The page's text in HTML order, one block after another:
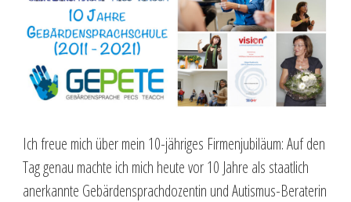
Ich freue mich über mein 10-jähriges Firmenjubiläum: Auf den
Tag genau machte ich mich heute vor 10 Jahre als staatlich
anerkannte Gebärdensprachdozentin und Autismus-Beraterin